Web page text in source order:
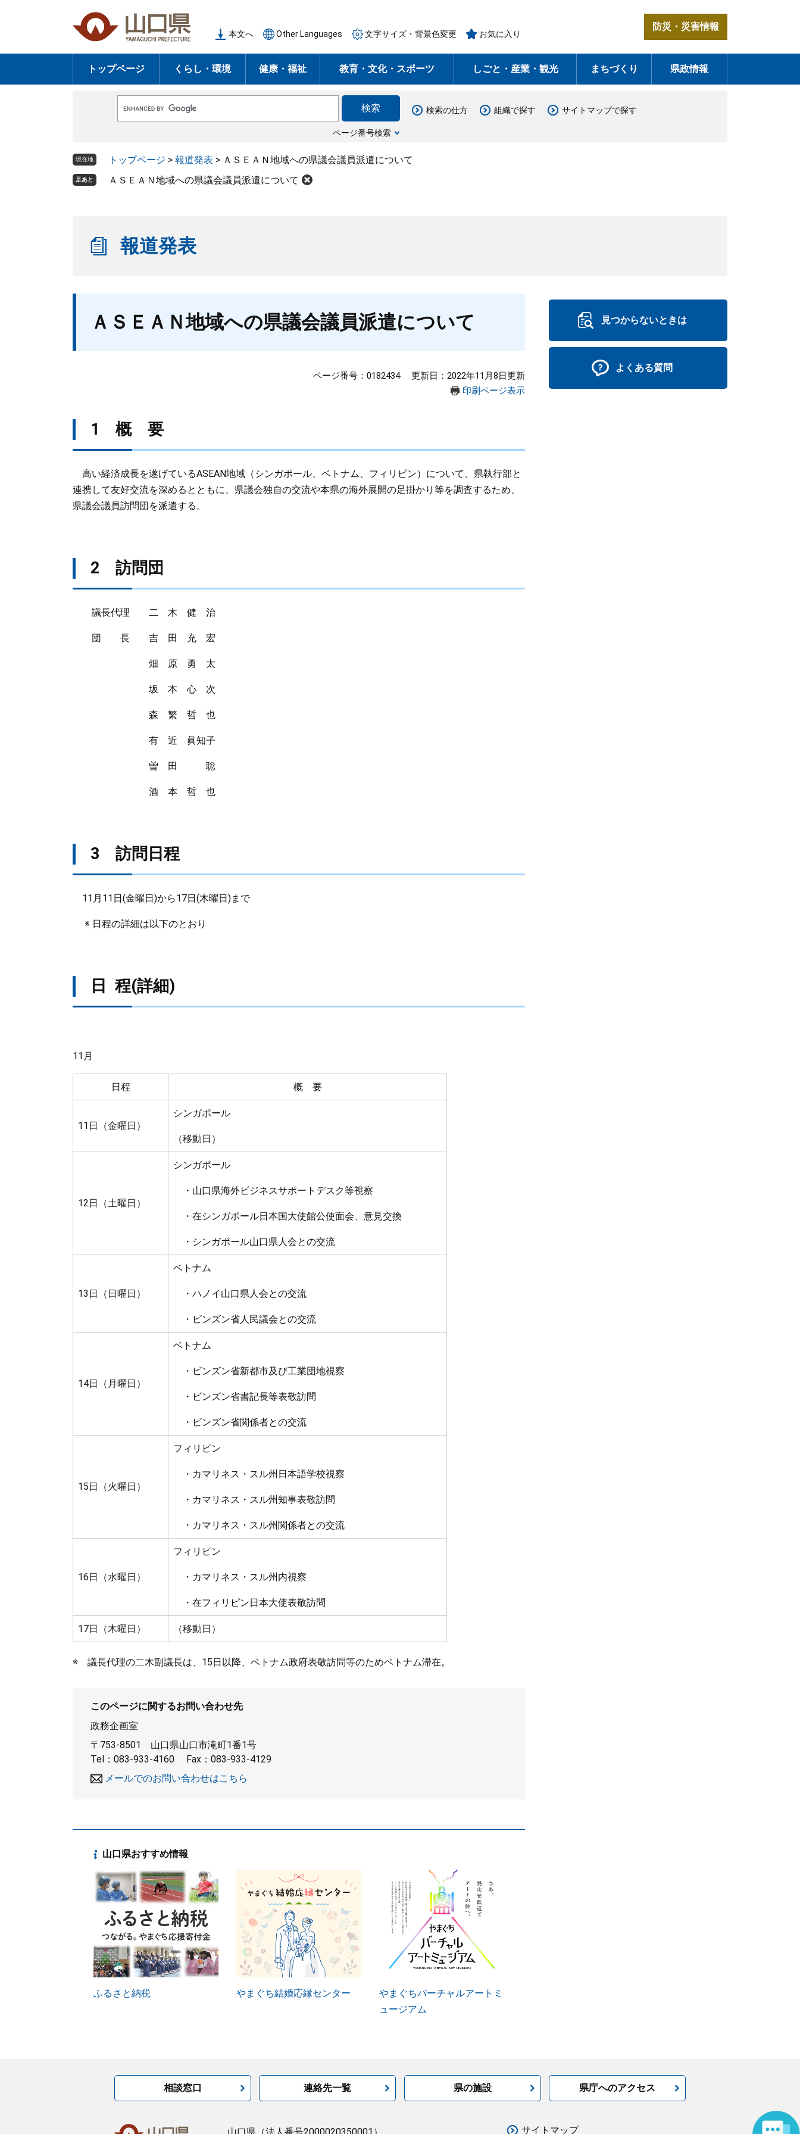
の
頭
ー
飛
本文へ Other Languages 文字サイズ・背景色変更 お気に入り
防災・災害情報
トップページ くらし・環境 健康・福祉 教育・文化・スポーツ しごと・産業・観光 まちづくり 県政情報
o
e
ス
ページ番号検索
検索の仕方 組織で探す サイトマップで探す
現在地 トップページ > 報道発表 > ＡＳＥＡＮ地域への県議会議員派遣について
足あと ＡＳＥＡＮ地域への県議会議員派遣について
報道発表
ＡＳＥＡＮ地域への県議会議員派遣について
ページ番号：0182434
更新日：2022年11月8日更新
印刷ページ表示
1 概 要
高い経済成長を遂げているASEAN地域（シンガポール、ベトナム、フィリピン）について、県執行部と
連携して友好交流を深めるとともに、県議会独自の交流や本県の海外展開の足掛かり等を調査するため、
県議会議員訪問団を派遣する。
2 訪問団
議長代理 二 木 健 治
団 長 吉 田 充 宏
畑 原 勇 太
坂 本 心 次
森 繁 哲 也
有 近 眞知子
曽 田 聡
酒 本 哲 也
3 訪問日程
11月11日(金曜日)から17日(木曜日)まで
※ 日程の詳細は以下のとおり
日 程(詳細)
11月
日程 概 要
11日（金曜日）
シンガポール
（移動日）
12日（土曜日）
シンガポール
・山口県海外ビジネスサポートデスク等視察
・在シンガポール日本国大使館公使面会、意見交換
・シンガポール山口県人会との交流
13日（日曜日）
ベトナム
・ハノイ山口県人会との交流
・ビンズン省人民議会との交流
14日（月曜日）
ベトナム
・ビンズン省新都市及び工業団地視察
・ビンズン省書記長等表敬訪問
・ビンズン省関係者との交流
15日（火曜日）
フィリピン
・カマリネス・スル州日本語学校視察
・カマリネス・スル州知事表敬訪問
・カマリネス・スル州関係者との交流
16日（水曜日）
フィリピン
・カマリネス・スル州内視察
・在フィリピン日本大使表敬訪問
17日（木曜日） （移動日）
※ 議長代理の二木副議長は、15日以降、ベトナム政府表敬訪問等のためベトナム滞在。
このページに関するお問い合わせ先
政務企画室
〒753-8501
山口県山口市滝町1番1号
Tel：083-933-4160
Fax：083-933-4129
メールでのお問い合わせはこちら
山口県おすすめ情報
ふるさと納税 やまぐち結婚応縁センター
やまぐちバーチャルアートミ
ュージアム
見つからないときは
よくある質問
相談窓口 連絡先一覧 県の施設 県庁へのアクセス
山口県 （法人番号2000020350001） サイトマップ